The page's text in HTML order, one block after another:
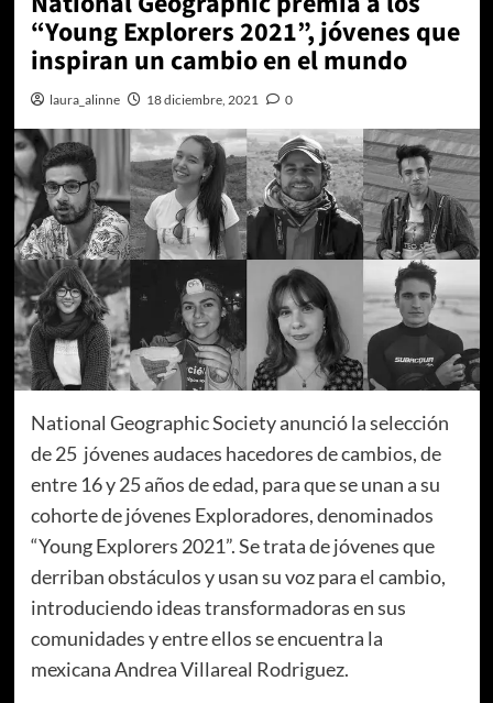
“Young Explorers 2021”, jóvenes que
inspiran un cambio en el mundo
laura_alinne 18 diciembre, 2021 0
National Geographic Society anunció la selección
de 25 jóvenes audaces hacedores de cambios, de
entre 16 y 25 años de edad, para que se unan a su
cohorte de jóvenes Exploradores, denominados
“Young Explorers 2021”. Se trata de jóvenes que
derriban obstáculos y usan su voz para el cambio,
introduciendo ideas transformadoras en sus
comunidades y entre ellos se encuentra la
mexicana Andrea Villareal Rodriguez.